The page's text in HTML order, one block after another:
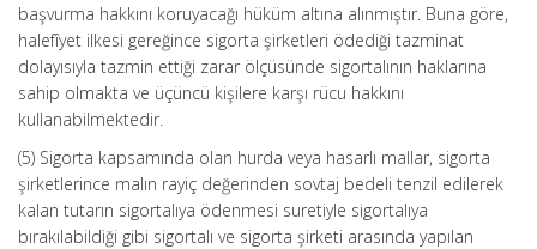
başvurma hakkını koruyacağı hüküm altına alınmıştır. Buna göre,
halefîyet ilkesi gereğince sigorta şirketleri ödediği tazminat
dolayısıyla tazmin ettiği zarar ölçüsünde sigortalının haklarına
sahip olmakta ve üçüncü kişilere karşı rücu hakkını
kullanabilmektedir.
(5) Sigorta kapsamında olan hurda veya hasarlı mallar, sigorta
şirketlerince malın rayiç değerinden sovtaj bedeli tenzil edilerek
kalan tutarın sigortalıya ödenmesi suretiyle sigortalıya
bırakılabildiği gibi sigortalı ve sigorta şirketi arasında yapılan